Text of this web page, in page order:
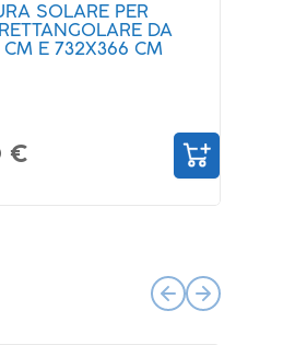
SOTTO PISCINA DA
COMPONIBILE E
€